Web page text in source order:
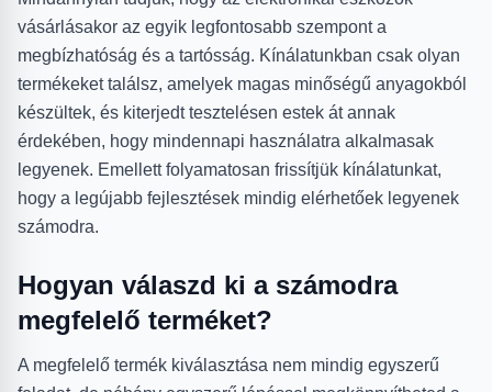
vásárlásakor az egyik legfontosabb szempont a
megbízhatóság és a tartósság. Kínálatunkban csak olyan
termékeket találsz, amelyek magas minőségű anyagokból
készültek, és kiterjedt tesztelésen estek át annak
érdekében, hogy mindennapi használatra alkalmasak
legyenek. Emellett folyamatosan frissítjük kínálatunkat,
hogy a legújabb fejlesztések mindig elérhetőek legyenek
számodra.
Hogyan válaszd ki a számodra
megfelelő terméket?
A megfelelő termék kiválasztása nem mindig egyszerű